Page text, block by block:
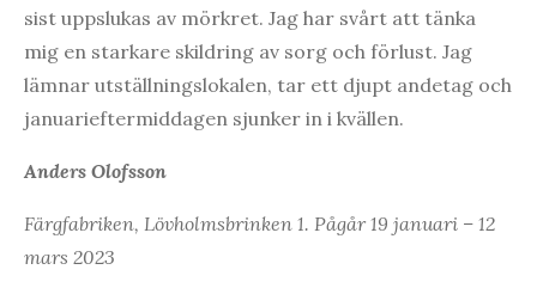
sist uppslukas av mörkret. Jag har svårt att tänka
mig en starkare skildring av sorg och förlust. Jag
lämnar utställningslokalen, tar ett djupt andetag och
januarieftermiddagen sjunker in i kvällen.
Anders Olofsson
Färgfabriken, Lövholmsbrinken 1. Pågår 19 januari – 12
mars 2023